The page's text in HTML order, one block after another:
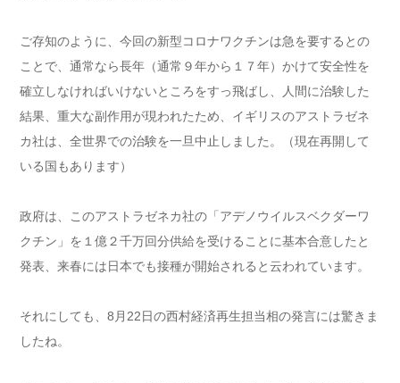
ご存知のように、今回の新型コロナワクチンは急を要するとの
ことで、通常なら長年（通常９年から１７年）かけて安全性を
確立しなければいけないところをすっ飛ばし、人間に治験した
結果、重大な副作用が現われたため、イギリスのアストラゼネ
カ社は、全世界での治験を一旦中止しました。（現在再開して
いる国もあります）
政府は、このアストラゼネカ社の「アデノウイルスベクダーワ
クチン」を１億２千万回分供給を受けることに基本合意したと
発表、来春には日本でも接種が開始されると云われています。
それにしても、8月22日の西村経済再生担当相の発言には驚きま
したね。